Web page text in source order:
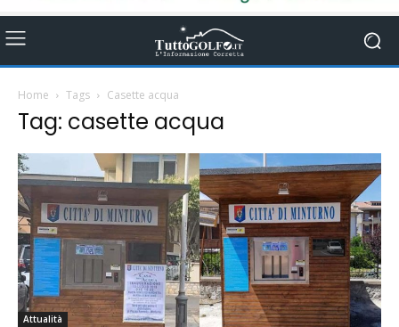
Home Tags Casette acqua
Tag: casette acqua
Attualità